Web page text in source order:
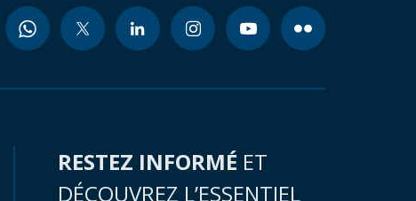
RESTEZ INFORMÉ ET
DÉCOUVREZ L’ESSENTIEL